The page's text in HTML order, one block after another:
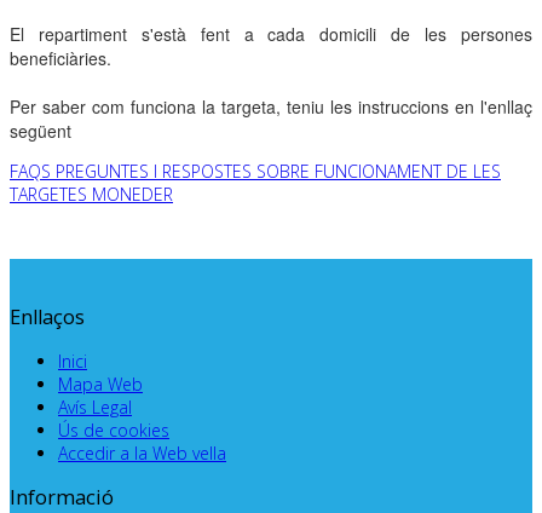
El repartiment s'està fent a cada domicili de les persones
beneficiàries.
Per saber com funciona la targeta, teniu les instruccions en l'enllaç
següent
FAQS PREGUNTES I RESPOSTES SOBRE FUNCIONAMENT DE LES
TARGETES MONEDER
Enllaços
Inici
Mapa Web
Avís Legal
Ús de cookies
Accedir a la Web vella
Informació